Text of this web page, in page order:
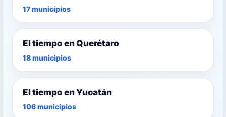
17 municipios
El tiempo en Querétaro
18 municipios
El tiempo en Yucatán
106 municipios